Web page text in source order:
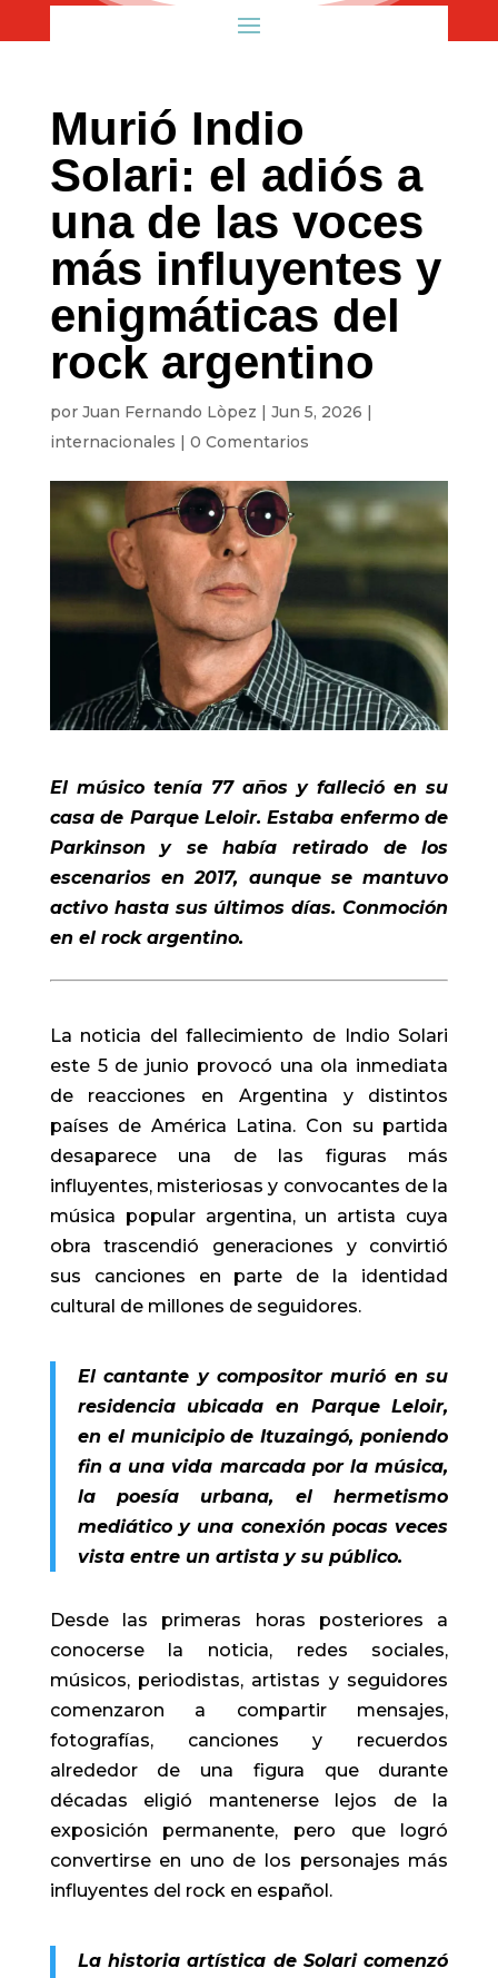
Murió Indio
Solari: el adiós a
una de las voces
más influyentes y
enigmáticas del
rock argentino
por Juan Fernando Lòpez | Jun 5, 2026 |
internacionales | 0 Comentarios
El músico tenía 77 años y falleció en su
casa de Parque Leloir. Estaba enfermo de
Parkinson y se había retirado de los
escenarios en 2017, aunque se mantuvo
activo hasta sus últimos días. Conmoción
en el rock argentino.
La noticia del fallecimiento de Indio Solari
este 5 de junio provocó una ola inmediata
de reacciones en Argentina y distintos
países de América Latina. Con su partida
desaparece una de las figuras más
influyentes, misteriosas y convocantes de la
música popular argentina, un artista cuya
obra trascendió generaciones y convirtió
sus canciones en parte de la identidad
cultural de millones de seguidores.
El cantante y compositor murió en su
residencia ubicada en Parque Leloir,
en el municipio de Ituzaingó, poniendo
fin a una vida marcada por la música,
la poesía urbana, el hermetismo
mediático y una conexión pocas veces
vista entre un artista y su público.
Desde las primeras horas posteriores a
conocerse la noticia, redes sociales,
músicos, periodistas, artistas y seguidores
comenzaron a compartir mensajes,
fotografías, canciones y recuerdos
alrededor de una figura que durante
décadas eligió mantenerse lejos de la
exposición permanente, pero que logró
convertirse en uno de los personajes más
influyentes del rock en español.
La historia artística de Solari comenzó